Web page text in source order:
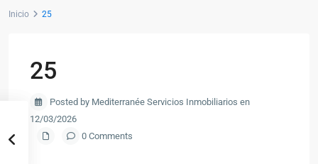
Inicio 25
25
Posted by Mediterranée Servicios Inmobiliarios en
12/03/2026
0 Comments